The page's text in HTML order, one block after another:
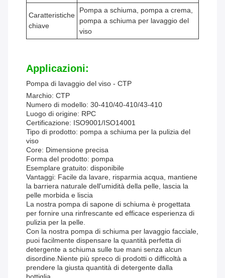
Caratteristiche
chiave
Pompa a schiuma, pompa a crema,
pompa a schiuma per lavaggio del
viso
Applicazioni:
Pompa di lavaggio del viso - CTP
Marchio: CTP
Numero di modello: 30-410/40-410/43-410
Luogo di origine: RPC
Certificazione: ISO9001/ISO14001
Tipo di prodotto: pompa a schiuma per la pulizia del
viso
Core: Dimensione precisa
Forma del prodotto: pompa
Esemplare gratuito: disponibile
Vantaggi: Facile da lavare, risparmia acqua, mantiene
la barriera naturale dell'umidità della pelle, lascia la
pelle morbida e liscia
La nostra pompa di sapone di schiuma è progettata
per fornire una rinfrescante ed efficace esperienza di
pulizia per la pelle.
Con la nostra pompa di schiuma per lavaggio facciale,
puoi facilmente dispensare la quantità perfetta di
detergente a schiuma sulle tue mani senza alcun
disordine.Niente più spreco di prodotti o difficoltà a
prendere la giusta quantità di detergente dalla